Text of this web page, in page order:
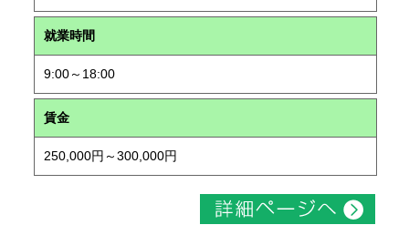
就業時間
9:00～18:00
賃金
250,000円～300,000円